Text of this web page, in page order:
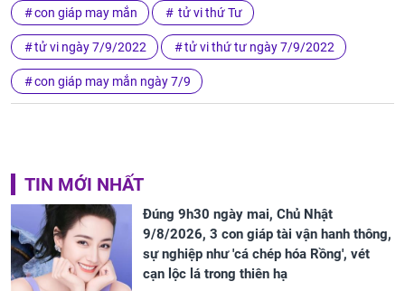
con giáp may mắn tử vi thứ Tư
tử vi ngày 7/9/2022 tử vi thứ tư ngày 7/9/2022
con giáp may mắn ngày 7/9
TIN MỚI NHẤT
Đúng 9h30 ngày mai, Chủ Nhật
9/8/2026, 3 con giáp tài vận hanh thông,
sự nghiệp như 'cá chép hóa Rồng', vét
cạn lộc lá trong thiên hạ